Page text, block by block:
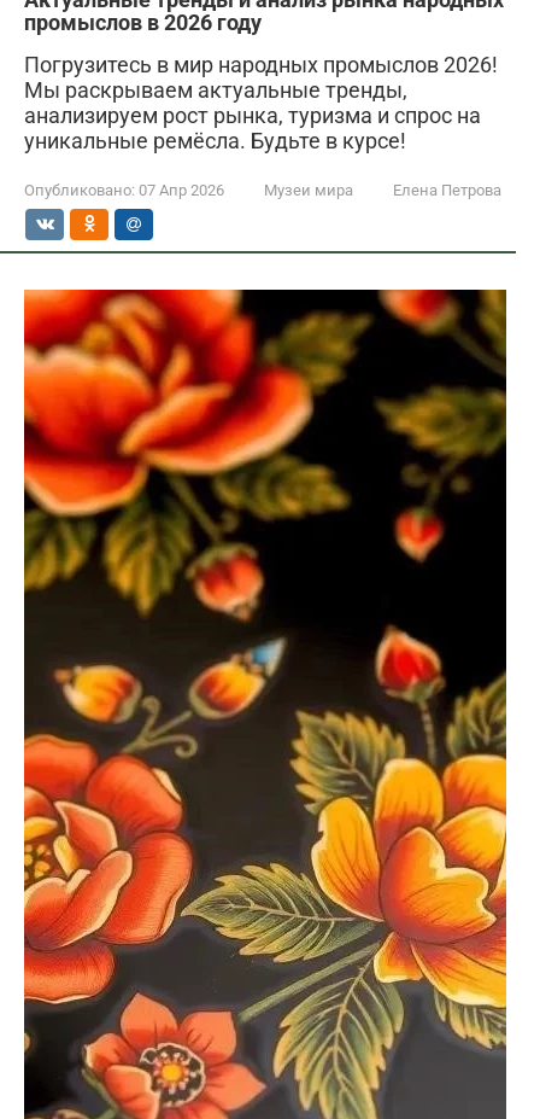
промыслов в 2026 году
Погрузитесь в мир народных промыслов 2026!
Мы раскрываем актуальные тренды,
анализируем рост рынка, туризма и спрос на
уникальные ремёсла. Будьте в курсе!
Опубликовано: 07 Апр 2026 Музеи мира Елена Петрова